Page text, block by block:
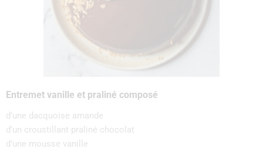
Entremet vanille et praliné composé
d’une dacquoise amande
d’un croustillant praliné chocolat
d’une mousse vanille